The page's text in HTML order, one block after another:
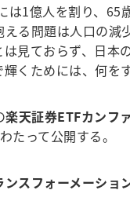
1億人を割り、65
る問題は人口の
見ておらず、日本
くためには、何を
楽天証券ETFカンフ
たって公開する。
ンスフォーメーショ